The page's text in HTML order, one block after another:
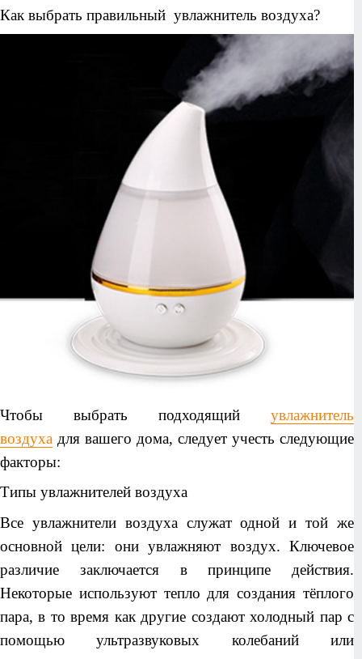
Как выбрать правильный увлажнитель воздуха?
Чтобы выбрать подходящий увлажнитель
воздуха для вашего дома, следует учесть следующие
факторы:
Типы увлажнителей воздуха
Все увлажнители воздуха служат одной и той же
основной цели: они увлажняют воздух. Ключевое
различие заключается в принципе действия.
Некоторые используют тепло для создания тёплого
пара, в то время как другие создают холодный пар с
помощью ультразвуковых колебаний или